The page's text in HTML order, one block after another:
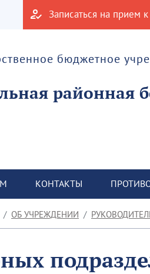
Записаться на прием
бюджетное
районная
КОНТАКТЫ
ОБ УЧРЕЖДЕНИИ